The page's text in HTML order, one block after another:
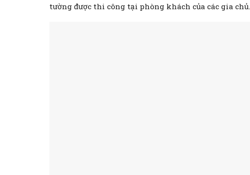
tường được thi công tại phòng khách của các gia chủ.